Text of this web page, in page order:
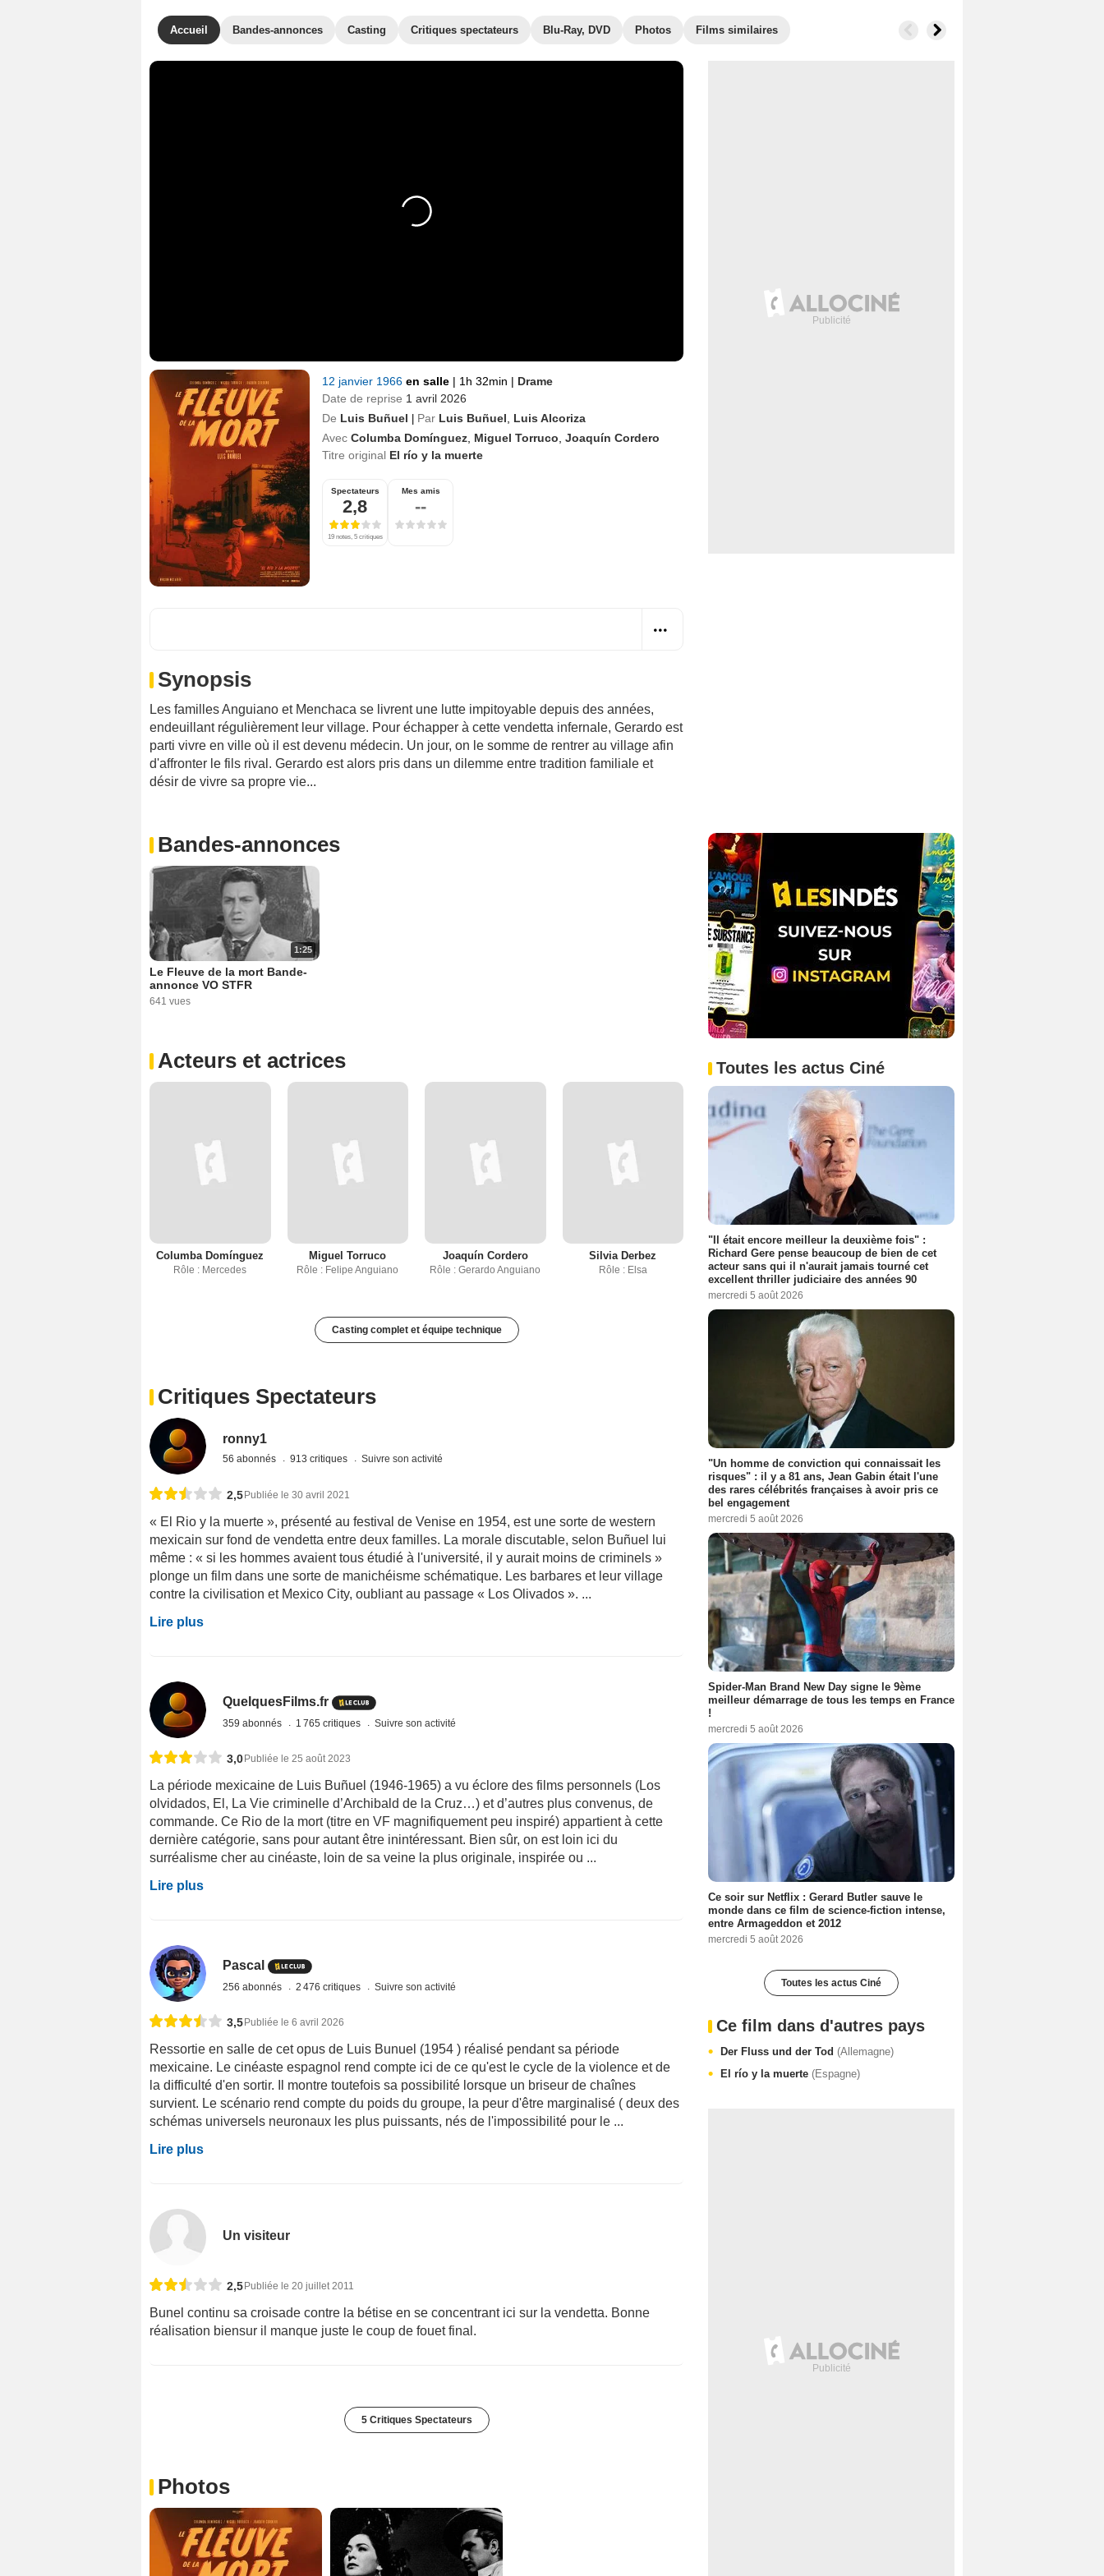
Accueil Bandes-annonces Casting Critiques spectateurs Blu-Ray, DVD Photos Films similaires
12 janvier 1966 en salle | 1h 32min | Drame
Date de reprise 1 avril 2026
De Luis Buñuel | Par Luis Buñuel
Luis Alcoriza
Avec Columba Domínguez Miguel Torruco Joaquín Cordero
Titre original El río y la muerte
Spectateurs
2,8
19 notes, 5 critiques
Mes amis
--
Synopsis
Les familles Anguiano et Menchaca se livrent une lutte impitoyable depuis des années,
endeuillant régulièrement leur village. Pour échapper à cette vendetta infernale, Gerardo est
parti vivre en ville où il est devenu médecin. Un jour, on le somme de rentrer au village afin
d'affronter le fils rival. Gerardo est alors pris dans un dilemme entre tradition familiale et
désir de vivre sa propre vie...
Bandes-annonces
1:25
Le Fleuve de la mort Bande-
annonce VO STFR
641 vues
Acteurs et actrices
Columba Domínguez
Rôle : Mercedes
Miguel Torruco
Rôle : Felipe Anguiano
Joaquín Cordero
Rôle : Gerardo Anguiano
Silvia Derbez
Rôle : Elsa
Casting complet et équipe technique
Critiques Spectateurs
ronny1
56 abonnés 913 critiques Suivre son activité
2,5Publiée le 30 avril 2021
« El Rio y la muerte », présenté au festival de Venise en 1954, est une sorte de western
mexicain sur fond de vendetta entre deux familles. La morale discutable, selon Buñuel lui
même : « si les hommes avaient tous étudié à l'université, il y aurait moins de criminels »
plonge un film dans une sorte de manichéisme schématique. Les barbares et leur village
contre la civilisation et Mexico City, oubliant au passage « Los Olivados ». ...
Lire plus
QuelquesFilms.fr
359 abonnés 1 765 critiques Suivre son activité
3,0Publiée le 25 août 2023
La période mexicaine de Luis Buñuel (1946-1965) a vu éclore des films personnels (Los
olvidados, El, La Vie criminelle d’Archibald de la Cruz…) et d’autres plus convenus, de
commande. Ce Rio de la mort (titre en VF magnifiquement peu inspiré) appartient à cette
dernière catégorie, sans pour autant être inintéressant. Bien sûr, on est loin ici du
surréalisme cher au cinéaste, loin de sa veine la plus originale, inspirée ou ...
Lire plus
Pascal
256 abonnés 2 476 critiques Suivre son activité
3,5Publiée le 6 avril 2026
Ressortie en salle de cet opus de Luis Bunuel (1954 ) réalisé pendant sa période
mexicaine. Le cinéaste espagnol rend compte ici de ce qu'est le cycle de la violence et de
la difficulté d'en sortir. Il montre toutefois sa possibilité lorsque un briseur de chaînes
survient. Le scénario rend compte du poids du groupe, la peur d'être marginalisé ( deux des
schémas universels neuronaux les plus puissants, nés de l'impossibilité pour le ...
Lire plus
Un visiteur
2,5Publiée le 20 juillet 2011
Bunel continu sa croisade contre la bétise en se concentrant ici sur la vendetta. Bonne
réalisation biensur il manque juste le coup de fouet final.
5 Critiques Spectateurs
Photos
Toutes les actus Ciné
"Il était encore meilleur la deuxième fois" :
Richard Gere pense beaucoup de bien de cet
acteur sans qui il n'aurait jamais tourné cet
excellent thriller judiciaire des années 90
mercredi 5 août 2026
"Un homme de conviction qui connaissait les
risques" : il y a 81 ans, Jean Gabin était l'une
des rares célébrités françaises à avoir pris ce
bel engagement
mercredi 5 août 2026
Spider-Man Brand New Day signe le 9ème
meilleur démarrage de tous les temps en France
!
mercredi 5 août 2026
Ce soir sur Netflix : Gerard Butler sauve le
monde dans ce film de science-fiction intense,
entre Armageddon et 2012
mercredi 5 août 2026
Toutes les actus Ciné
Ce film dans d'autres pays
Der Fluss und der Tod (Allemagne)
El río y la muerte (Espagne)